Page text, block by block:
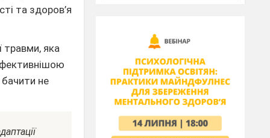
та здоров’я
травми, яка
не